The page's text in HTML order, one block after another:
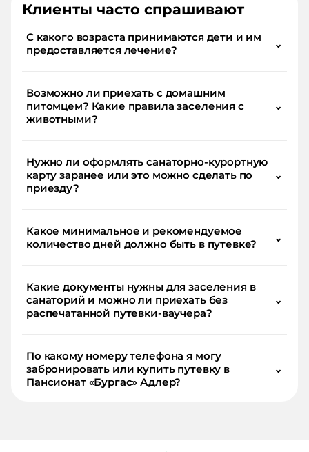
Клиенты часто спрашивают
С какого возраста принимаются дети и им
предоставляется лечение?
⌄
Возможно ли приехать с домашним
питомцем? Какие правила заселения с
животными?
⌄
Нужно ли оформлять санаторно-курортную
карту заранее или это можно сделать по
приезду?
⌄
Какое минимальное и рекомендуемое
количество дней должно быть в путевке?
⌄
Какие документы нужны для заселения в
санаторий и можно ли приехать без
распечатанной путевки-ваучера?
⌄
По какому номеру телефона я могу
забронировать или купить путевку в
Пансионат «Бургас» Адлер?
⌄